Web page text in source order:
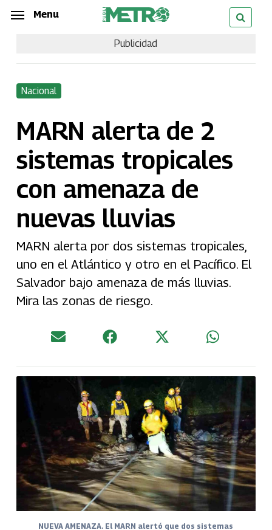
Skip
content
Menu
Publicidad
Nacional
MARN alerta de 2
sistemas tropicales
con amenaza de
nuevas lluvias
MARN alerta por dos sistemas tropicales,
uno en el Atlántico y otro en el Pacífico. El
Salvador bajo amenaza de más lluvias.
Mira las zonas de riesgo.
NUEVA AMENAZA. El MARN alertó que dos sistemas
Menu